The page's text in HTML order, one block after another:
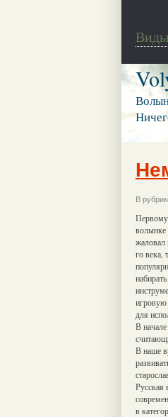
В
Первому
волынке
жаловал
го века,
игровую
для
В
В наше
Русская
в